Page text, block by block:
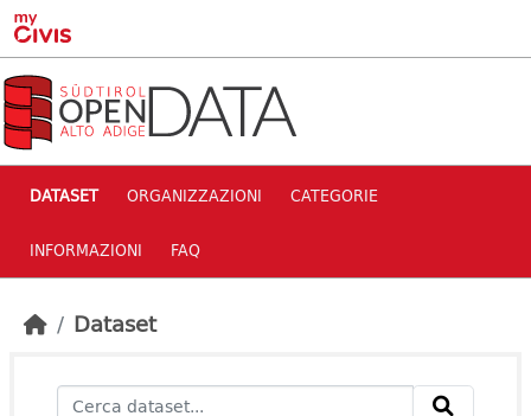
Skip to main content
DATASET ORGANIZZAZIONI CATEGORIE
INFORMAZIONI FAQ
Dataset